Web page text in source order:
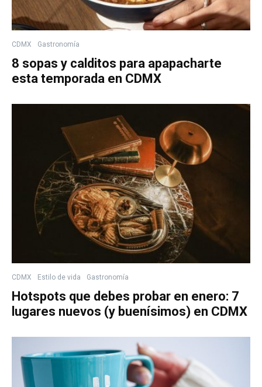
CDMX Gastronomía
8 sopas y calditos para apapacharte
esta temporada en CDMX
CDMX Estilo de vida Gastronomía
Hotspots que debes probar en enero: 7
lugares nuevos (y buenísimos) en CDMX